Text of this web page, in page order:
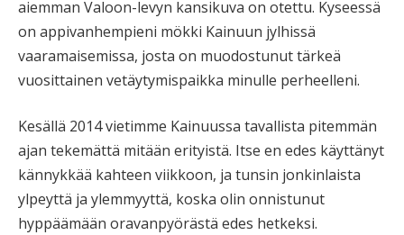
aiemman Valoon-levyn kansikuva on otettu. Kyseessä
on appivanhempieni mökki Kainuun jylhissä
vaaramaisemissa, josta on muodostunut tärkeä
vuosittainen vetäytymispaikka minulle perheelleni.
Kesällä 2014 vietimme Kainuussa tavallista pitemmän
ajan tekemättä mitään erityistä. Itse en edes käyttänyt
kännykkää kahteen viikkoon, ja tunsin jonkinlaista
ylpeyttä ja ylemmyyttä, koska olin onnistunut
hyppäämään oravanpyörästä edes hetkeksi.